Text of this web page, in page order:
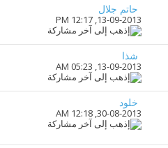
حاتم جلال
13-09-2013,
12:17 PM
شذا
13-09-2013,
05:23 AM
خلود
30-08-2013,
12:18 AM